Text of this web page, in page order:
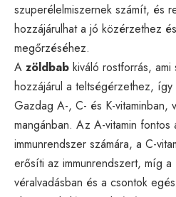
szuperélelmiszernek számít, és
hozzájárulhat a jó közérzethez
megőrzéséhez.
A zöldbab kiváló rostforrás,
hozzájárul a teltségérzethez,
Gazdag A-, C- és K-vitaminban,
mangánban. Az A-vitamin fontos
immunrendszer számára, a C-
erősíti az immunrendszert, míg a
véralvadásban és a csontok